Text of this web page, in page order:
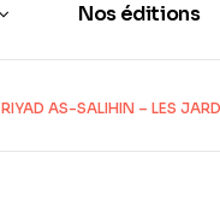
Nos éditions
RIYAD AS-SALIHIN – LES